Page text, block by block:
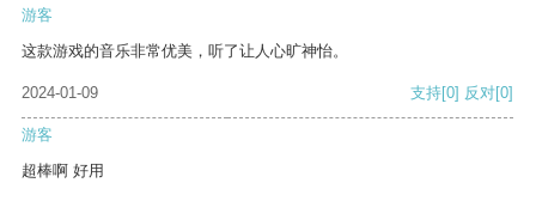
游客
这款游戏的音乐非常优美，听了让人心旷神怡。
2024-01-09 支持[0] 反对[0]
游客
超棒啊 好用